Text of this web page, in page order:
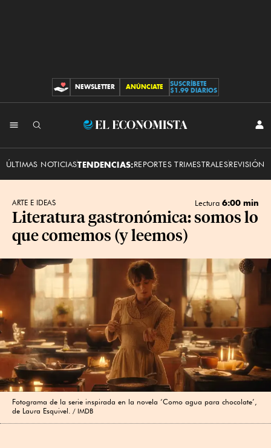
CONTRIBUCIONES
NEWSLETTER ANÚNCIATE
SUSCRÍBETE
$1.99 DIARIOS
El
ÚLTIMAS NOTICIASTENDENCIAS:REPORTES TRIMESTRALESREVISIÓN
ARTE E IDEAS Lectura 6:00 min
Literatura gastronómica: somos lo
que comemos (y leemos)
Fotograma de la serie inspirada en la novela ‘Como agua para chocolate’,
de Laura Esquivel.
IMDB